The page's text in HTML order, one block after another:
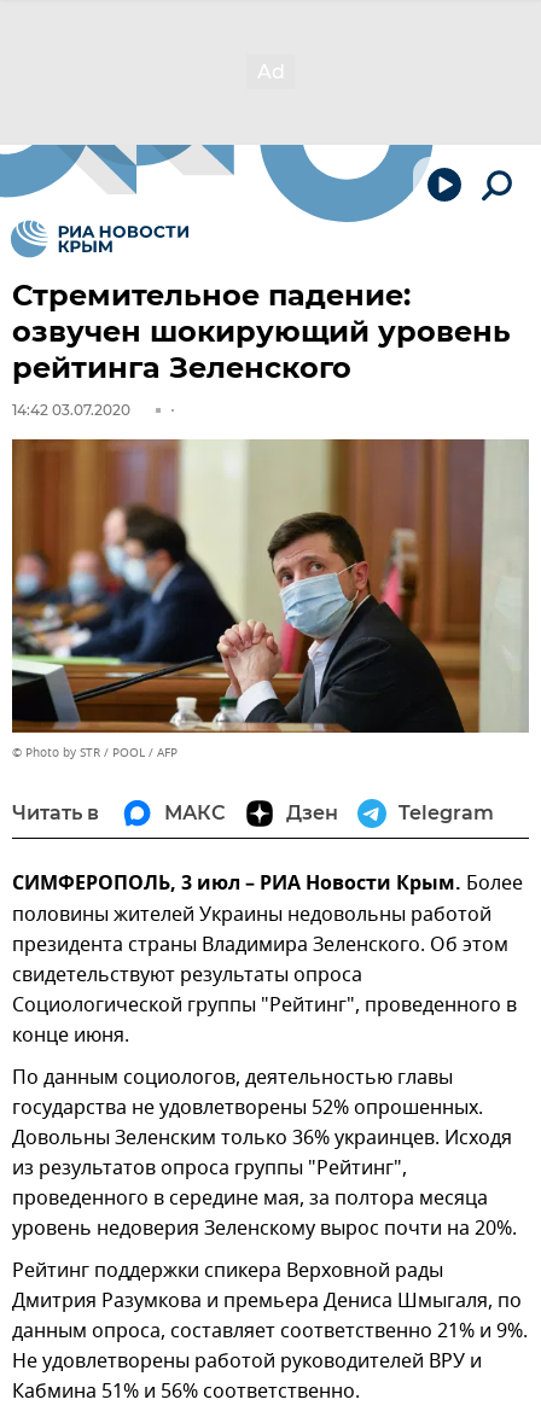
Стремительное падение:
озвучен шокирующий уровень
рейтинга Зеленского
14:42 03.07.2020
© Photo by STR / POOL / AFP
Читать в МАКС Дзен Telegram
СИМФЕРОПОЛЬ, 3 июл – РИА Новости Крым. Более
половины жителей Украины недовольны работой
президента страны Владимира Зеленского. Об этом
свидетельствуют результаты опроса
Социологической группы "Рейтинг", проведенного в
конце июня.
По данным социологов, деятельностью главы
государства не удовлетворены 52% опрошенных.
Довольны Зеленским только 36% украинцев. Исходя
из результатов опроса группы "Рейтинг",
проведенного в середине мая, за полтора месяца
уровень недоверия Зеленскому вырос почти на 20%.
Рейтинг поддержки спикера Верховной рады
Дмитрия Разумкова и премьера Дениса Шмыгаля, по
данным опроса, составляет соответственно 21% и 9%.
Не удовлетворены работой руководителей ВРУ и
Кабмина 51% и 56% соответственно.